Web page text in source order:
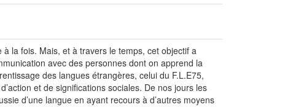
à la fois. Mais, et à travers le temps, cet objectif a
avec des personnes dont on apprend la
des langues étrangères, celui du F.L.E75,
et de significations sociales. De nos jours les
d’une langue en ayant recours à d’autres moyens